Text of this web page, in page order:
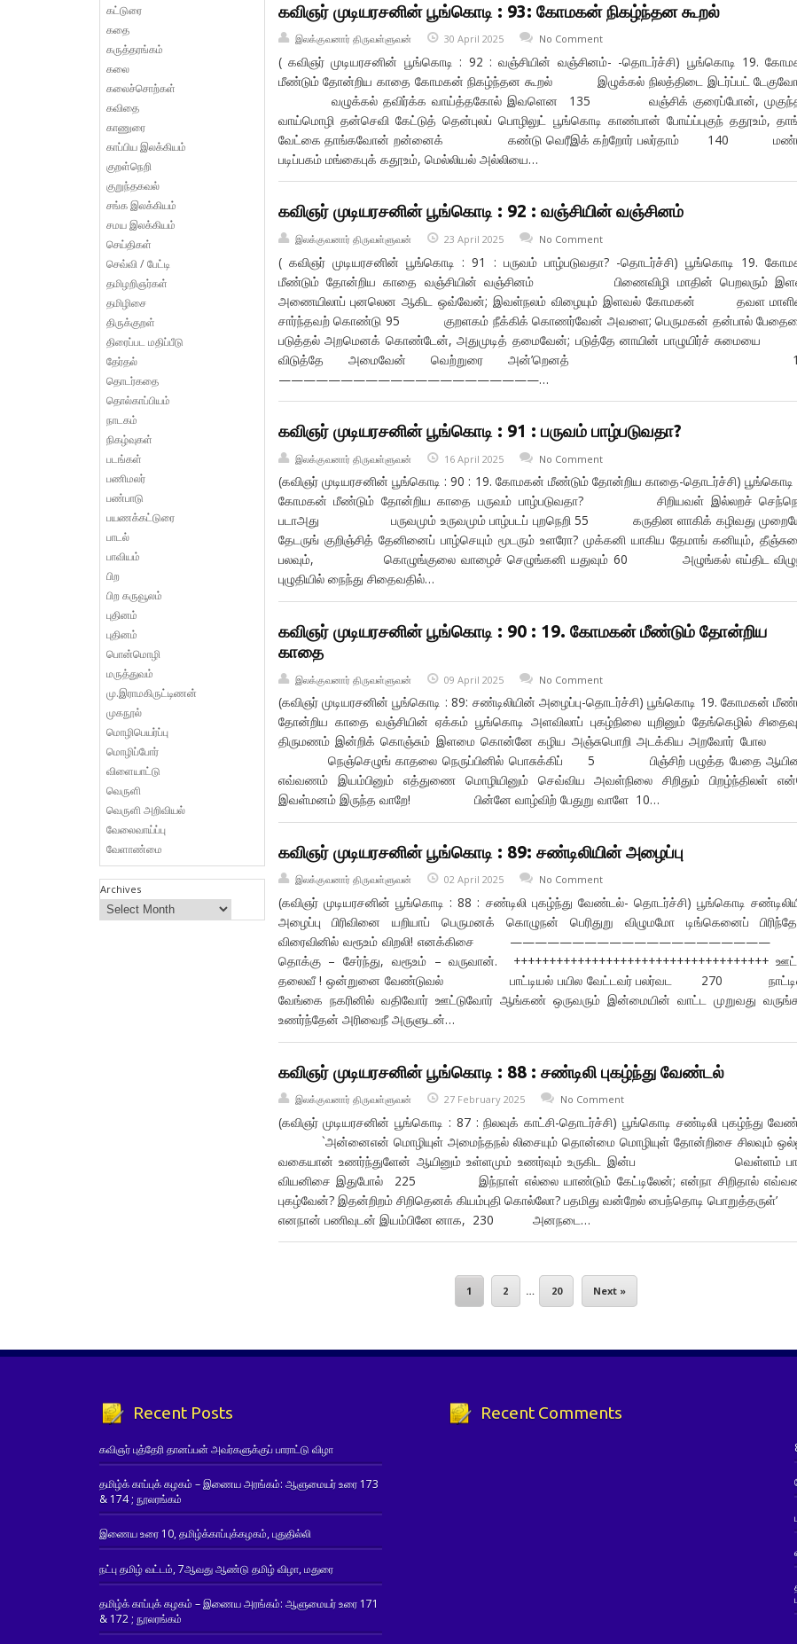
கவிஞர் முடியரசனின் பூங்கொடி : 93: கோமகன் நிகழ்ந்தன கூறல்
இலக்குவனார் திருவள்ளுவன் 30 April 2025 No Comment
( கவிஞர் முடியரசனின் பூங்கொடி : 92 : வஞ்சியின் வஞ்சினம்- -தொடர்ச்சி) பூங்கொடி 19.
மீண்டும் தோன்றிய காதை கோமகன் நிகழ்ந்தன கூறல் இழுக்கல் நிலத்திடை இடர்ப்பட்
வழுக்கல் தவிர்க்க வாய்த்தகோல் இவளென 135 வஞ்சிக் குரைப்போன்,
வாய்மொழி தன்செவி கேட்டுத் தென்புலப் பொழிலுட் பூங்கொடி காண்பான் போய்ப்புகுந் ததூஉம்,
வேட்கை தாங்கவோன் றன்னைக் கண்டு வெரீஇக் கற்றோர் பலர்தாம் 140
படிப்பகம் மங்கைபுக் கதூஉம், மெல்லியல் அல்லியை…
கவிஞர் முடியரசனின் பூங்கொடி : 92 : வஞ்சியின் வஞ்சினம்
இலக்குவனார் திருவள்ளுவன் 23 April 2025 No Comment
( கவிஞர் முடியரசனின் பூங்கொடி : 91 : பருவம் பாழ்படுவதா? -தொடர்ச்சி) பூங்கொடி 19.
மீண்டும் தோன்றிய காதை வஞ்சியின் வஞ்சினம் பிணைவிழி மாதின் பெறலரும்
அணையிலாப் புனலென ஆகிட ஒவ்வேன்; இவள்நலம் விழையும் இளவல் கோமகன் தவள
சார்ந்தவற் கொண்டு 95 குறளகம் நீக்கிக் கொணர்வேன் அவளை; பெருமகன் தன்பால்
படுத்தல் அறமெனக் கொண்டேன், அதுமுடித் தமைவேன்; படுத்தே னாயின் பாழுயிர்ச்
விடுத்தே அமைவேன் வெற்றுரை அன்’றெனத்
—————————————————————…
கவிஞர் முடியரசனின் பூங்கொடி : 91 : பருவம் பாழ்படுவதா?
இலக்குவனார் திருவள்ளுவன் 16 April 2025 No Comment
(கவிஞர் முடியரசனின் பூங்கொடி : 90 : 19. கோமகன் மீண்டும் தோன்றிய காதை-தாெடர்ச்சி) பூங்கொடி
கோமகன் மீண்டும் தோன்றிய காதை பருவம் பாழ்படுவதா? சிறியவள் இல்லறச்
படாஅது பருவமும் உருவமும் பாழ்படப் புறநெறி 55 கருதின ளாகிக் கழிவது
தேடருங் குறிஞ்சித் தேனினைப் பாழ்செயும் மூடரும் உளரோ? முக்கனி யாகிய தேமாங் கனியும்,
பலவும், கொழுங்குலை வாழைச் செழுங்கனி யதுவும் 60 அழுங்கல் எய்திட
புழுதியில் நைந்து சிதைவதில்…
கவிஞர் முடியரசனின் பூங்கொடி : 90 : 19. கோமகன் மீண்டும் தோன்றிய
காதை
இலக்குவனார் திருவள்ளுவன் 09 April 2025 No Comment
(கவிஞர் முடியரசனின் பூங்கொடி : 89: சண்டிலியின் அழைப்பு-தொடர்ச்சி) பூங்கொடி 19. கோமகன்
தோன்றிய காதை வஞ்சியின் ஏக்கம் பூங்கொடி அளவிலாப் புகழ்நிலை யுறினும் தேங்கெழில்
திருமணம் இன்றிக் கொஞ்சும் இளமை கொன்னே கழிய அஞ்சுபொறி அடக்கிய அறவோர்
நெஞ்செழுங் காதலை நெருப்பினில் பொசுக்கிப் 5 பிஞ்சிற் பழுத்த பேதை
எவ்வணம் இயம்பினும் எத்துணை மொழியினும் செவ்விய அவள்நிலை சிறிதும் பிறழ்ந்திலள்
இவள்மனம் இருந்த வாறே! பின்னே வாழ்விற் பேதுறு வாளே 10…
கவிஞர் முடியரசனின் பூங்கொடி : 89: சண்டிலியின் அழைப்பு
இலக்குவனார் திருவள்ளுவன் 02 April 2025 No Comment
(கவிஞர் முடியரசனின் பூங்கொடி : 88 : சண்டிலி புகழ்ந்து வேண்டல்- தொடர்ச்சி) பூங்கொடி
அழைப்பு பிரிவினை யறியாப் பெருமனக் கொழுநன் பெரிதுறு விழுமமோ டிங்கெனைப்
விரைவினில் வரூஉம் விறலி! எனக்கிசை
தொக்கு – சேர்ந்து, வரூஉம் – வருவான். ++++++++++++++++++++++++++++++++++++
தலைவீ ! ஒன்றுனை வேண்டுவல் பாட்டியல் பயில வேட்டவர் பலர்வட 270
வேங்கை நகரினில் வதிவோர் ஊட்டுவோர் ஆங்கண் ஒருவரும் இன்மையின் வாட்ட முறுவது
உணர்ந்தேன் அரிவைநீ அருளுடன்…
கவிஞர் முடியரசனின் பூங்கொடி : 88 : சண்டிலி புகழ்ந்து வேண்டல்
இலக்குவனார் திருவள்ளுவன் 27 February 2025 No Comment
(கவிஞர் முடியரசனின் பூங்கொடி : 87 : நிலவுக் காட்சி-தொடர்ச்சி) பூங்கொடி சண்டிலி புகழ்ந்து
`அன்னைஎன் மொழியுள் அமைந்தநல் லிசையும் தொன்மை மொழியுள் தோன்றிசை சிலவும்
வகையான் உணர்ந்துளேன் ஆயினும் உள்ளமும் உணர்வும் உருகிட இன்ப வெள்ளம்
வியனிசை இதுபோல் 225 இந்நாள் எல்லை யாண்டும் கேட்டிலேன்; என்நா சிறிதால்
புகழ்வேன்? இதன்றிறம் சிறிதெனக் கியம்புதி கொல்லோ? பதமிது வன்றேல் பைந்தொடி
எனநான் பணிவுடன் இயம்பினே னாக, 230 அனநடை…
1 2 … 20 Next »
கட்டுரை
கதை
கருத்தரங்கம்
கலை
கலைச்சொற்கள்
கவிதை
காணுரை
காப்பிய இலக்கியம்
குறள்நெறி
குறுந்தகவல்
சங்க இலக்கியம்
சமய இலக்கியம்
செய்திகள்
செவ்வி / பேட்டி
தமிழறிஞர்கள்
தமிழிசை
திருக்குறள்
திரைப்பட மதிப்பீடு
தேர்தல்
தொடர்கதை
தொல்காப்பியம்
நாடகம்
நிகழ்வுகள்
படங்கள்
பணிமலர்
பண்பாடு
பயணக்கட்டுரை
பாடல்
பாவியம்
பிற
பிற கருவூலம்
புதினம்
புதினம்
பொன்மொழி
மருத்துவம்
மு.இராமகிருட்டிணன்
முகநூல்
மொழிபெயர்ப்பு
மொழிப்போர்
விளையாட்டு
வெருளி
வெருளி அறிவியல்
வேலைவாய்ப்பு
வேளாண்மை
Archives
Recent Posts
கவிஞர் புத்தேரி தானப்பன் அவர்களுக்குப் பாராட்டு விழா
தமிழ்க் காப்புக் கழகம் – இணைய அரங்கம்: ஆளுமையர் உரை 173
& 174 ; நூலரங்கம்
இணைய உரை 10, தமிழ்க்காப்புக்கழகம், புதுதில்லி
நட்பு தமிழ் வட்டம், 7ஆவது ஆண்டு தமிழ் விழா, மதுரை
தமிழ்க் காப்புக் கழகம் – இணைய அரங்கம்: ஆளுமையர் உரை 171
& 172 ; நூலரங்கம்
Recent Comments